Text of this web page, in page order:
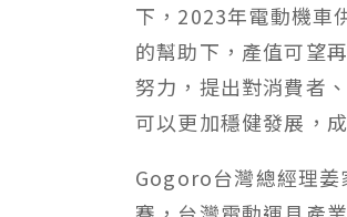
下，2023年電動機車
的幫助下，產值可望
努力，提出對消費者
可以更加穩健發展，
Gogoro台灣總經理姜